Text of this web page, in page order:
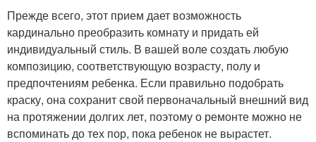
Прежде всего, этот прием дает возможность
кардинально преобразить комнату и придать ей
индивидуальный стиль. В вашей воле создать любую
композицию, соответствующую возрасту, полу и
предпочтениям ребенка. Если правильно подобрать
краску, она сохранит свой первоначальный внешний вид
на протяжении долгих лет, поэтому о ремонте можно не
вспоминать до тех пор, пока ребенок не вырастет.